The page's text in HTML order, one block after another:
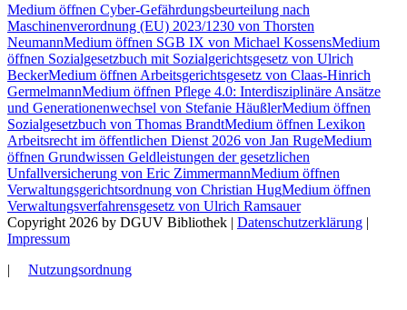
Medium öffnen Cyber-Gefährdungsbeurteilung nach
Maschinenverordnung (EU) 2023/1230 von Thorsten
NeumannMedium öffnen SGB IX von Michael KossensMedium
öffnen Sozialgesetzbuch mit Sozialgerichtsgesetz von Ulrich
BeckerMedium öffnen Arbeitsgerichtsgesetz von Claas-Hinrich
GermelmannMedium öffnen Pflege 4.0: Interdisziplinäre Ansätze
und Generationenwechsel von Stefanie HäußlerMedium öffnen
Sozialgesetzbuch von Thomas BrandtMedium öffnen Lexikon
Arbeitsrecht im öffentlichen Dienst 2026 von Jan RugeMedium
öffnen Grundwissen Geldleistungen der gesetzlichen
Unfallversicherung von Eric ZimmermannMedium öffnen
Verwaltungsgerichtsordnung von Christian HugMedium öffnen
Verwaltungsverfahrensgesetz von Ulrich Ramsauer
Copyright 2026 by DGUV Bibliothek | Datenschutzerklärung |
Impressum
| Nutzungsordnung